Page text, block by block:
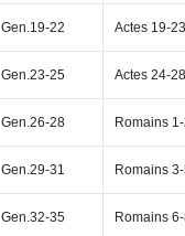
Gen.19-22 Actes 19-23
Gen.23-25 Actes 24-28
Gen.26-28 Romains
Gen.29-31 Romains
Gen.32-35 Romains